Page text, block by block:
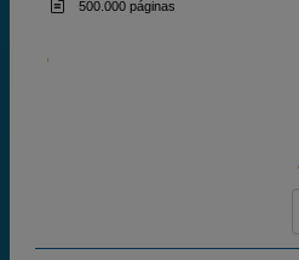
500.000 páginas